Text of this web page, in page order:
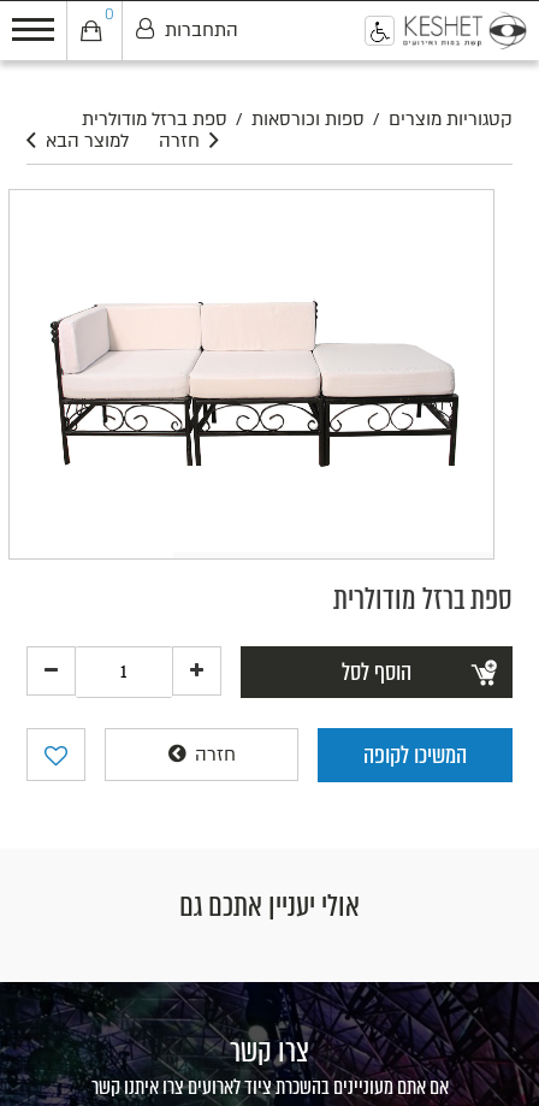
0
התחברות
קטגוריות מוצרים / ספות וכורסאות / ספת ברזל מודולרית
למוצר הבא
חזרה
ספת ברזל מודולרית
הוסף לסל
המשיכו לקופה חזרה
אולי יעניין אתכם גם
צרו קשר
אם אתם מעוניינים בהשכרת ציוד לארועים צרו איתנו קשר